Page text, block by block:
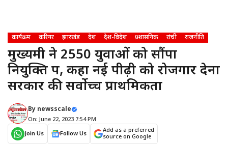
कार्यक्रम करियर झारखंड देश देश-विदेश प्रशासनिक रांची राजनीति
मुख्यमंत्री ने 2550 युवाओं को सौंपा
नियुक्ति पत्र, कहा नई पीढ़ी को रोजगार देना
सरकार की सर्वाेच्च प्राथमिकता
By newsscale
On: June 22, 2023 7:54 PM
Join Us
Follow Us
Add as a preferred
source on Google